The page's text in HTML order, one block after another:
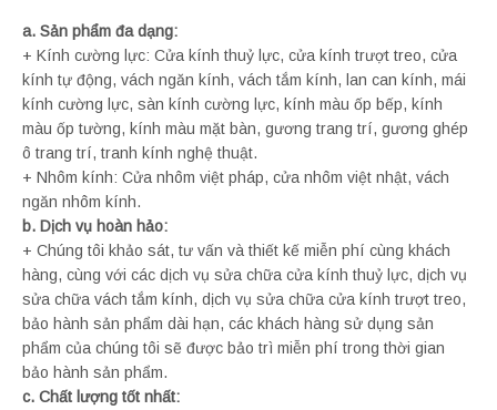
a. Sản phẩm đa dạng:
+ Kính cường lực: Cửa kính thuỷ lực, cửa kính trượt treo, cửa
kính tự động, vách ngăn kính, vách tắm kính, lan can kính, mái
kính cường lực, sàn kính cường lực, kính màu ốp bếp, kính
màu ốp tường, kính màu mặt bàn, gương trang trí, gương ghép
ô trang trí, tranh kính nghệ thuật.
+ Nhôm kính: Cửa nhôm việt pháp, cửa nhôm việt nhật, vách
ngăn nhôm kính.
b. Dịch vụ hoàn hảo:
+ Chúng tôi khảo sát, tư vấn và thiết kế miễn phí cùng khách
hàng, cùng với các dịch vụ sửa chữa cửa kính thuỷ lực, dịch vụ
sửa chữa vách tắm kính, dịch vụ sửa chữa cửa kính trượt treo,
bảo hành sản phẩm dài hạn, các khách hàng sử dụng sản
phẩm của chúng tôi sẽ được bảo trì miễn phí trong thời gian
bảo hành sản phẩm.
c. Chất lượng tốt nhất: